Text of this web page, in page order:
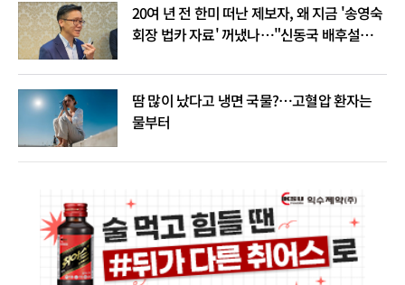
20여 년 전 한미 떠난 제보자, 왜 지금 '송영숙
회장 법카 자료' 꺼냈나…"신동국 배후설은
땀 많이 났다고 냉면 국물?…고혈압 환자는
물부터